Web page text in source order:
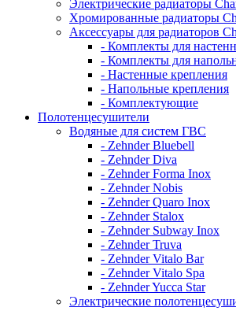
Электрические радиаторы
Хромированные радиаторы
Аксессуары для радиаторов
- Комплекты для
- Комплекты для
- Настенные крепления
- Напольные крепления
- Комплектующие
Полотенцесушители
Водяные для систем ГВС
- Zehnder Bluebell
- Zehnder Diva
- Zehnder Forma Inox
- Zehnder Nobis
- Zehnder Quaro Inox
- Zehnder Stalox
- Zehnder Subway Inox
- Zehnder Truva
- Zehnder Vitalo Bar
- Zehnder Vitalo Spa
- Zehnder Yucca Star
Электрические